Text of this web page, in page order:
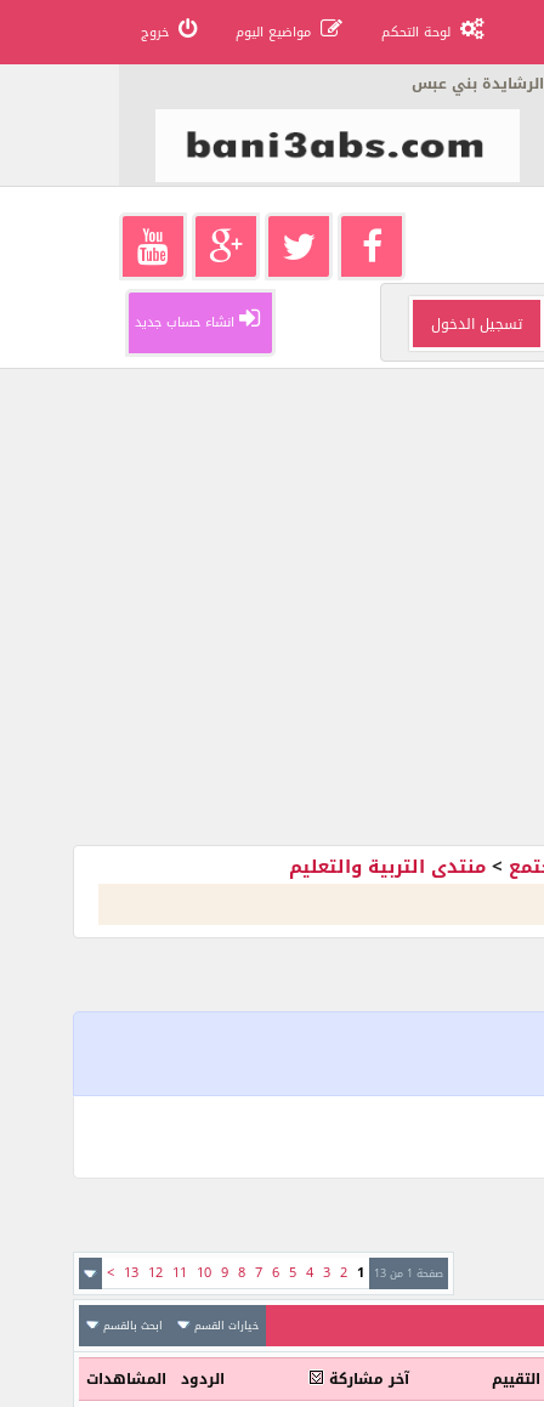
لوحة التحكم مواضيع اليوم خروج
الرشايدة بني عبس
انشاء حساب جديد
>منتدى التربية والتعليم
صفحة 1 من 13 1
2
3
4
5
6
7
8
9
10
11
12
13
>
خيارات القسم ابحث بالقسم
التقييم آخر مشاركة الردود المشاهدات